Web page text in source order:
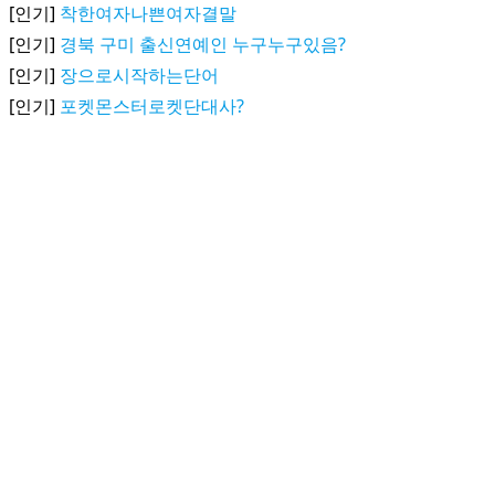
[인기] 착한여자나쁜여자결말
[인기] 경북 구미 출신연예인 누구누구있음?
[인기] 장으로시작하는단어
[인기] 포켓몬스터로켓단대사?